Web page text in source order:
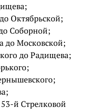
Октябрьской;
Соборной;
до Московской;
до Радищева;
й Стрелковой